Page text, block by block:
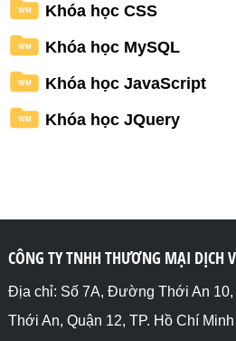
WM Khóa học CSS
WM Khóa học MySQL
WM Khóa học JavaScript
WM Khóa học JQuery
CÔNG TY TNHH THƯƠNG MẠI DỊCH
Địa chỉ: Số 7A, Đường Thới An
Thới An, Quận 12, TP. Hồ Chí Minh